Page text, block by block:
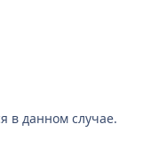
в данном случае.